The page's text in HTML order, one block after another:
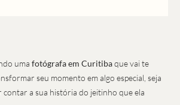
uma fotógrafa em Curitibaque vai te
seu momento em algo especial, seja
contar a sua história do jeitinho que ela